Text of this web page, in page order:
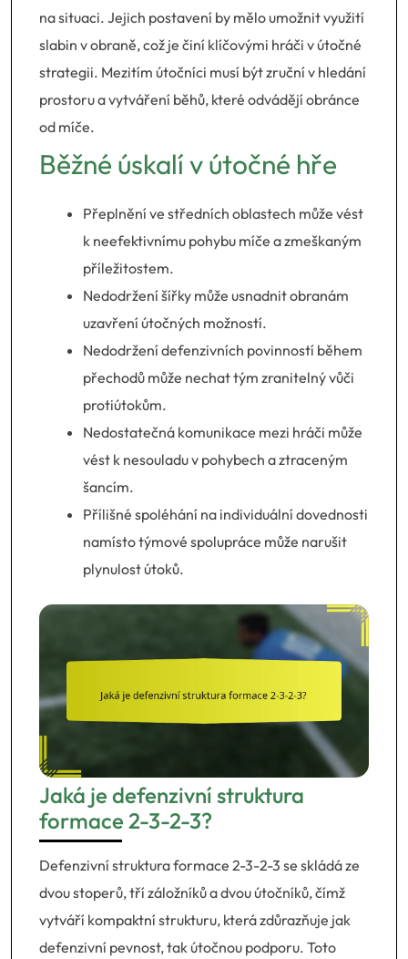
na situaci. Jejich postavení by mělo umožnit využití
slabin v obraně, což je činí klíčovými hráči v útočné
strategii. Mezitím útočníci musí být zruční v hledání
prostoru a vytváření běhů, které odvádějí obránce
od míče.
Běžné úskalí v útočné hře
Přeplnění ve středních oblastech může vést
k neefektivnímu pohybu míče a zmeškaným
příležitostem.
Nedodržení šířky může usnadnit obranám
uzavření útočných možností.
Nedodržení defenzivních povinností během
přechodů může nechat tým zranitelný vůči
protiútokům.
Nedostatečná komunikace mezi hráči může
vést k nesouladu v pohybech a ztraceným
šancím.
Přílišné spoléhání na individuální dovednosti
namísto týmové spolupráce může narušit
plynulost útoků.
Jaká je defenzivní struktura
formace 2-3-2-3?
Defenzivní struktura formace 2-3-2-3 se skládá ze
dvou stoperů, tří záložníků a dvou útočníků, čímž
vytváří kompaktní strukturu, která zdůrazňuje jak
defenzivní pevnost, tak útočnou podporu. Toto